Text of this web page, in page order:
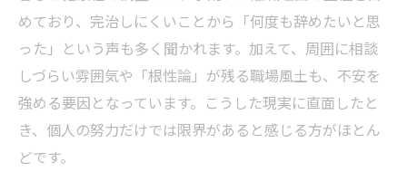
手荒れ対策は個人努力より働き方が大切な
理由
長野市・THE SCISSORS HANDS NAGANOが
「身体を守る働き方」を実現する理由
完全マンツーマン、オーガニックケア、最
めており、完治しにくいことから「何度も辞めたいと思
った」という声も多く聞かれます。加えて、周囲に相談
しづらい雰囲気や「根性論」が残る職場風土も、不安を
強める要因となっています。こうした現実に直面したと
き、個人の努力だけでは限界があると感じる方がほとん
どです。